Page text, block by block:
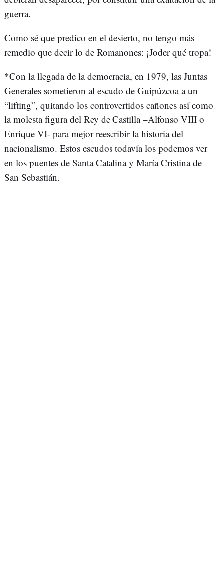
guerra.
Como sé que predico en el desierto, no tengo más
remedio que decir lo de Romanones: ¡Joder qué tropa!
*Con la llegada de la democracia, en 1979, las Juntas
Generales sometieron al escudo de Guipúzcoa a un
“lifting”, quitando los controvertidos cañones así como
la molesta figura del Rey de Castilla –Alfonso VIII o
Enrique VI- para mejor reescribir la historia del
nacionalismo. Estos escudos todavía los podemos ver
en los puentes de Santa Catalina y María Cristina de
San Sebastián.